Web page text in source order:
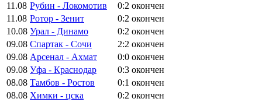
11.08 Рубин - Локомотив 0:2 окончен
11.08 Ротор - Зенит 0:2 окончен
10.08 Урал - Динамо 0:2 окончен
09.08 Спартак - Сочи 2:2 окончен
09.08 Арсенал - Ахмат 0:0 окончен
09.08 Уфа - Краснодар 0:3 окончен
08.08 Тамбов - Ростов 0:1 окончен
08.08 Химки - цска 0:2 окончен